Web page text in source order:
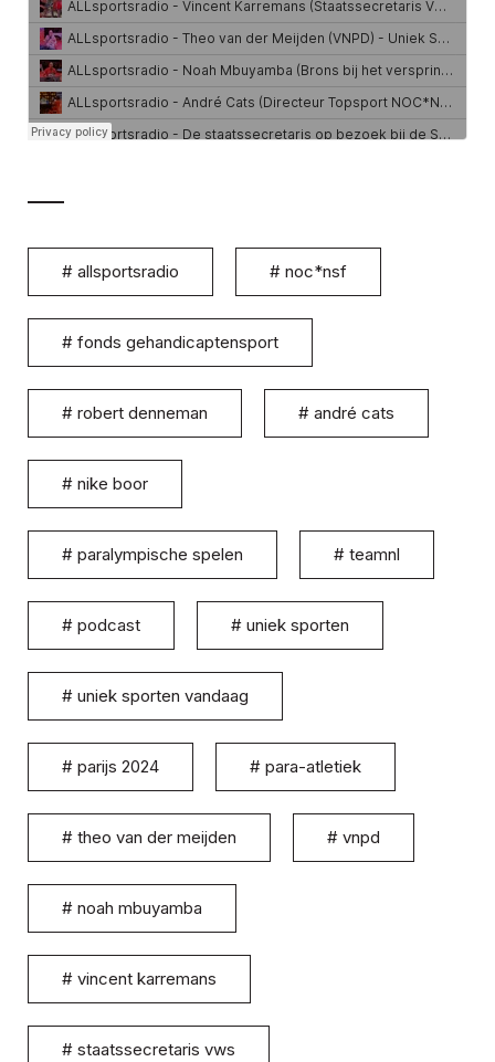
# allsportsradio # noc*nsf
# fonds gehandicaptensport
# robert denneman # andré cats
# nike boor
# paralympische spelen # teamnl
# podcast # uniek sporten
# uniek sporten vandaag
# parijs 2024 # para-atletiek
# theo van der meijden # vnpd
# noah mbuyamba
# vincent karremans
# staatssecretaris vws